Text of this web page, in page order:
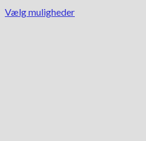
Vælg muligheder